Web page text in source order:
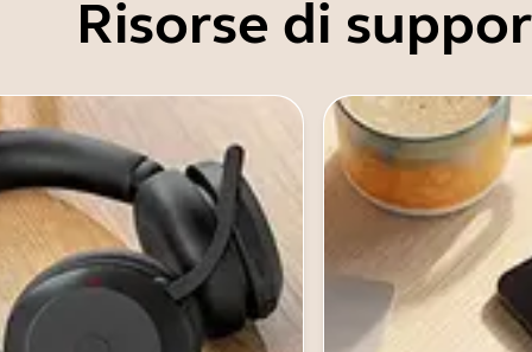
Risorse di